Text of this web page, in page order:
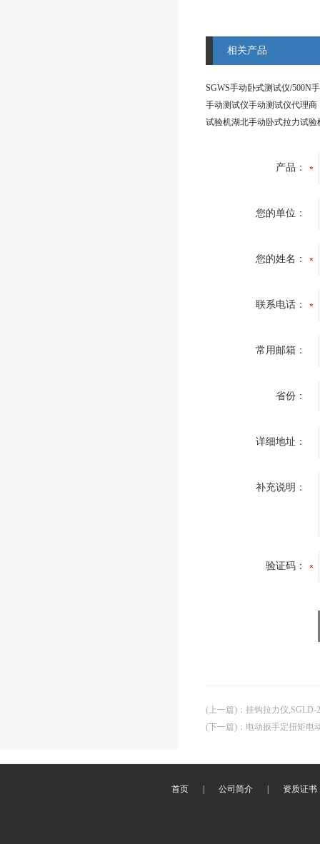
相关产品
手动测试仪手动测试仪代理商
试验机湖北手动卧式拉力试验
产品：
您的单位：
您的姓名：
联系电话：
常用邮箱：
省份：
详细地址：
补充说明：
验证码：
(上一篇) ： 挂钩拉力仪,SGLD-
(下一篇) ： 电动扳手定扭矩电
首页 公司简介 资质证书